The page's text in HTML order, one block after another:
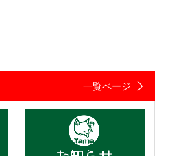
一覧ページ